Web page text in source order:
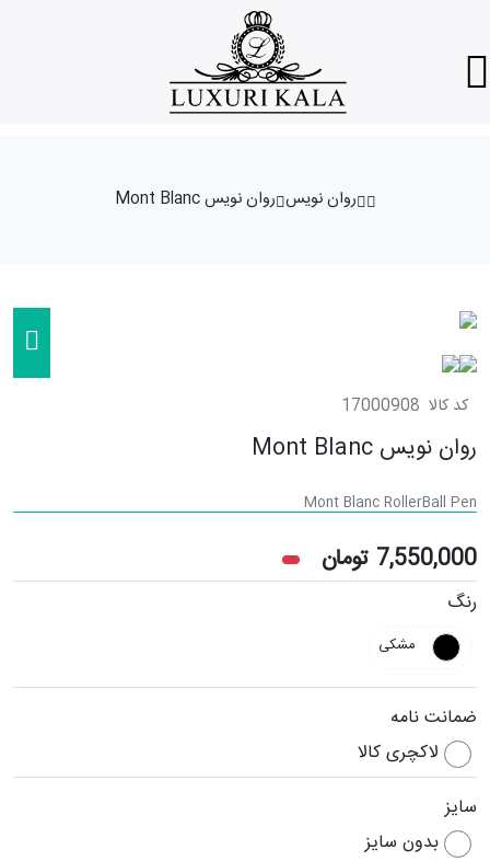
روان نویس روان نویس Mont Blanc
کد کالا 17000908
روان نویس Mont Blanc
Mont Blanc RollerBall Pen
7,550,000 تومان
رنگ
مشکی
ضمانت نامه
لاکچری کالا
سایز
بدون سایز